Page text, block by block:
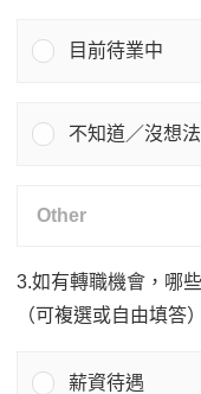
目前待業中
不知道／沒想法
3.如有轉職機會，哪
（可複選或自由填答）
薪資待遇